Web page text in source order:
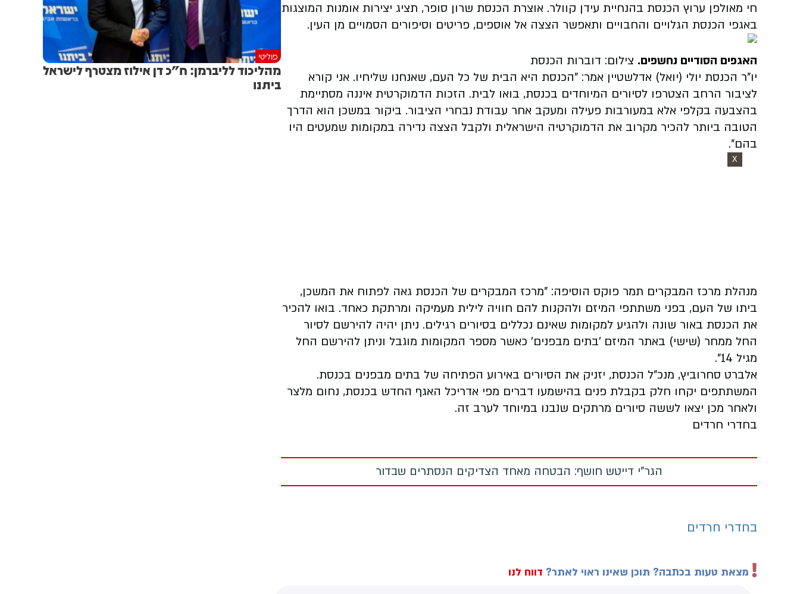
חי מאולפן ערוץ הכנסת בהנחיית עידן קוולר. אוצרת הכנסת שרון סופר, תציג יצירות אומנות המוצגות
באגפי הכנסת הגלויים והחבויים ותאפשר הצצה אל אוספים, פריטים וסיפורים הסמויים מן העין.
האגפים הסודיים נחשפים. צילום: דוברות הכנסת
יו"ר הכנסת יולי (יואל) אדלשטיין אמר: "הכנסת היא הבית של כל העם, שאנחנו שליחיו. אני קורא
לציבור הרחב הצטרפו לסיורים המיוחדים בכנסת, בואו לבית. הזכות הדמוקרטית איננה מסתיימת
בהצבעה בקלפי אלא במעורבות פעילה ומעקב אחר עבודת נבחרי הציבור. ביקור במשכן הוא הדרך
הטובה ביותר להכיר מקרוב את הדמוקרטיה הישראלית ולקבל הצצה נדירה במקומות שמעטים היו
בהם".
X
מנהלת מרכז המבקרים תמר פוקס הוסיפה: "מרכז המבקרים של הכנסת גאה לפתוח את המשכן,
ביתו של העם, בפני משתתפי המיזם ולהקנות להם חוויה לילית מעמיקה ומרתקת כאחד. בואו להכיר
את הכנסת באור שונה ולהגיע למקומות שאינם נכללים בסיורים רגילים. ניתן יהיה להירשם לסיור
החל ממחר (שישי) באתר המיזם 'בתים מבפנים' כאשר מספר המקומות מוגבל וניתן להירשם החל
מגיל 14".
אלברט סחרוביץ, מנכ"ל הכנסת, יזניק את הסיורים באירוע הפתיחה של בתים מבפנים בכנסת.
המשתתפים יקחו חלק בקבלת פנים בהישמעו דברים מפי אדריכל האגף החדש בכנסת, נחום מלצר
ולאחר מכן יצאו לששה סיורים מרתקים שנבנו במיוחד לערב זה.
בחדרי חרדים
הגר"י דייטש חושף: הבטחה מאחד הצדיקים הנסתרים שבדור
בחדרי חרדים
מצאת טעות בכתבה? תוכן שאינו ראוי לאתר? דווח לנו
פוליטי
מהליכוד לליברמן: ח"כ דן אילוז מצטרף לישראל
ביתנו